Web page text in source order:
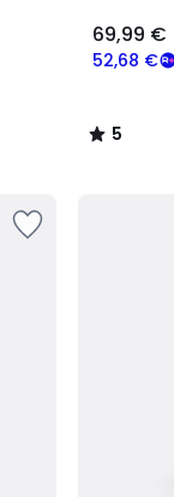
52,68 €
69,99 €
5
/